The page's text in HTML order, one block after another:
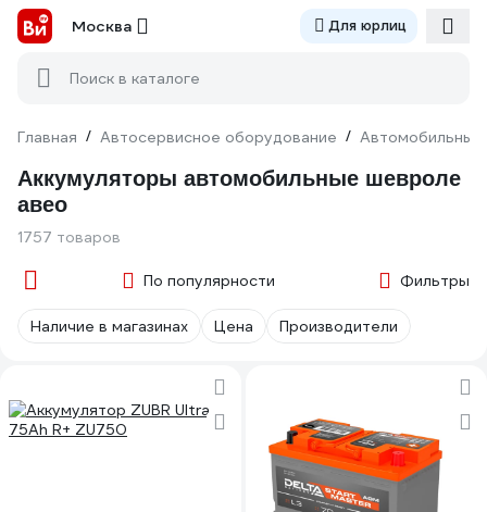
Москва Для юрлиц
Поиск в каталоге
Главная / Автосервисное оборудование / Автомобильные
Аккумуляторы автомобильные шевроле
авео
1757 товаров
По популярности Фильтры
Наличие в магазинах Цена Производители